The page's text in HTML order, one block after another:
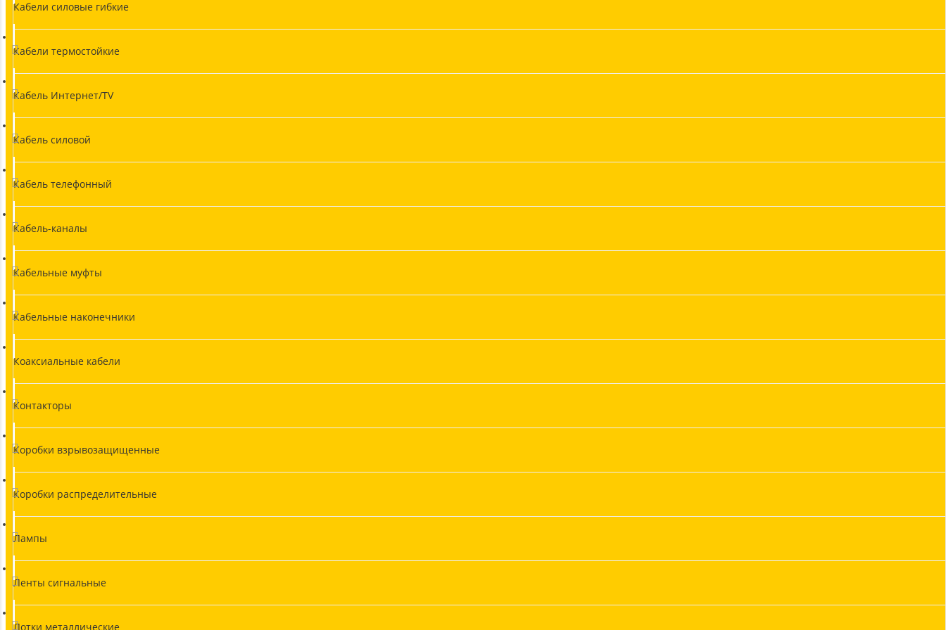
Кабели силовые гибкие
Кабели термостойкие
Кабель Интернет/TV
Кабель силовой
Кабель телефонный
Кабель-каналы
Кабельные муфты
Кабельные наконечники
Коаксиальные кабели
Контакторы
Коробки взрывозащищенные
Коробки распределительные
Лампы
Ленты сигнальные
Лотки металлические